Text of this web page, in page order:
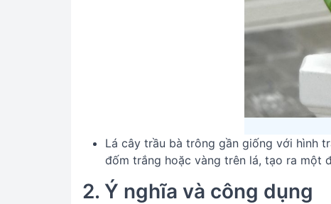
Lá cây trầu bà trông gần giống với hình
đốm trắng hoặc vàng trên lá, tạo ra một
2. Ý nghĩa và công dụng